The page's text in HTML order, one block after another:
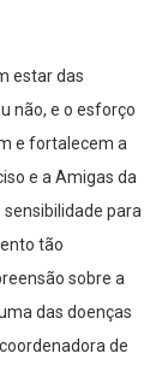
estar das
não, e o esforço
e fortalecem a
e a Amigas da
sensibilidade para
tão
sobre a
das doenças
de